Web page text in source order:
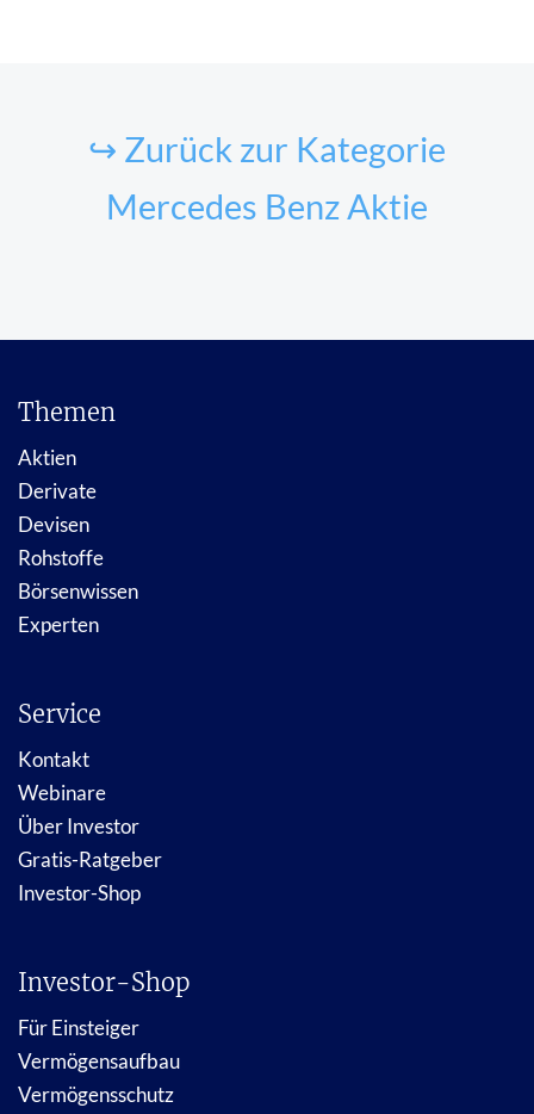
↪ Zurück zur Kategorie
Mercedes Benz Aktie
Themen
Aktien
Derivate
Devisen
Rohstoffe
Börsenwissen
Experten
Service
Kontakt
Webinare
Über Investor
Gratis-Ratgeber
Investor-Shop
Investor-Shop
Für Einsteiger
Vermögensaufbau
Vermögensschutz